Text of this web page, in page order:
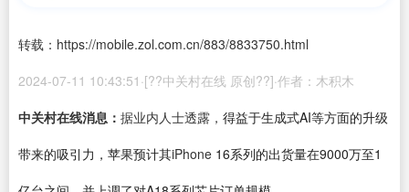
转载：https://mobile.zol.com.cn/883/8833750.html
2024-07-11 10:43:51·[??中关村在线 原创??]·作者：木积木
中关村在线消息： 据业内人士透露， 得益于生成式AI等方面的升级
带来的吸引力，苹果预计其iPhone 16系列的出货量在9000万至1